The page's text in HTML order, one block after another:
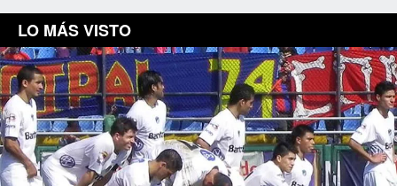
LO MÁS VISTO